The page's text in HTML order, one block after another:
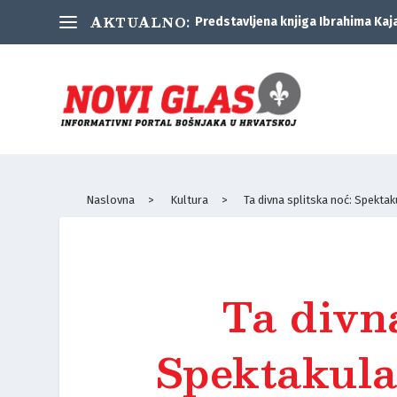
AKTUALNO: Predstavljena knjiga Ibrahima
Naslovna > Kultura > Ta divna splitska noć:
Ta